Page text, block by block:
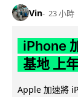
Vin 23 小時
iPhone
基地 上
Apple 加速將